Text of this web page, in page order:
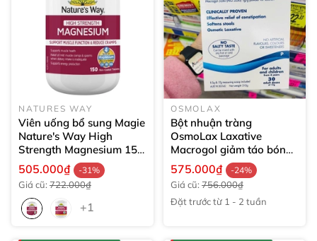
NATURES WAY
Viên uống bổ sung Magie
Nature's Way High
Strength Magnesium 150
viên
505.000₫ -31%
Giá cũ: 722.000₫
+1
OSMOLAX
Bột nhuận tràng
OsmoLax Laxative
Macrogol giảm táo bón
510g (30 liều)
575.000₫ -24%
Giá cũ: 756.000₫
Đặt trước từ 1 - 2 tuần